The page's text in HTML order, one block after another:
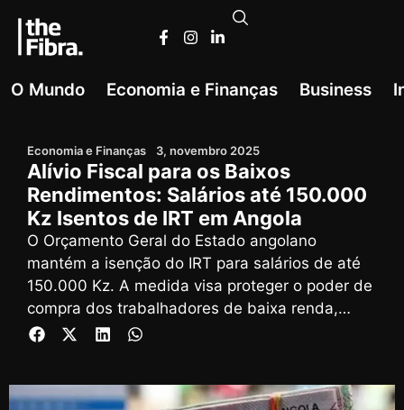
O Mundo Economia e Finanças Business
Economia e Finanças 3, novembro 2025
Alívio Fiscal para os Baixos
Rendimentos: Salários até 150.000
Kz Isentos de IRT em Angola
O Orçamento Geral do Estado angolano
mantém a isenção do IRT para salários de até
150.000 Kz. A medida visa proteger o poder de
compra dos trabalhadores de baixa renda,
garantindo que não haja desconto do imposto